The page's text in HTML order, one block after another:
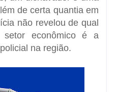
de certa quantia em
não revelou de qual
econômico é a
na região.